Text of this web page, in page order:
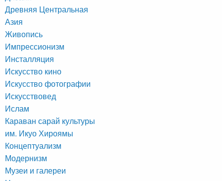
Древняя Центральная
Азия
Живопись
Импрессионизм
Инсталляция
Искусство кино
Искусство фотографии
Искусствовед
Ислам
Караван сарай культуры
им. Икуо Хироямы
Концептуализм
Модернизм
Музеи и галереи